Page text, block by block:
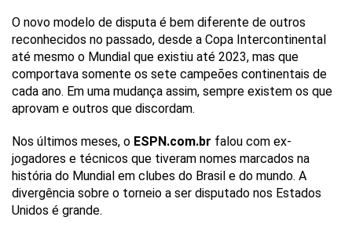
O novo modelo de disputa é bem diferente de outros
reconhecidos no passado, desde a Copa Intercontinental
até mesmo o Mundial que existiu até 2023, mas que
comportava somente os sete campeões continentais de
cada ano. Em uma mudança assim, sempre existem os que
aprovam e outros que discordam.
Nos últimos meses, o ESPN.com.br falou com ex-
jogadores e técnicos que tiveram nomes marcados na
história do Mundial em clubes do Brasil e do mundo. A
divergência sobre o torneio a ser disputado nos Estados
Unidos é grande.